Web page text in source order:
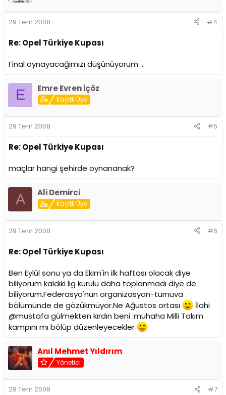
29 Tem 2008 #4
Re: Opel Türkiye Kupası
Final oynayacağımızı düşünüyorum ...
E Emre Evren İçöz
Kayıtlı Üye
29 Tem 2008 #5
Re: Opel Türkiye Kupası
maçlar hangi şehirde oynananak?
A Ali Demirci
Kayıtlı Üye
29 Tem 2008 #6
Re: Opel Türkiye Kupası
Ben Eylül sonu ya da Ekim'in ilk haftası olacak diye
biliyorum kaldıki lig kurulu daha toplanmadı diye de
biliyorum.Federasyo'nun organizasyon-turnuva
bölümünde de gözükmüyor.Ne Ağustos ortası
İlahi
@mustafa gülmekten kırdın beni :muhaha Milli Takım
kampını mı bölüp düzenleyecekler
Anıl Mehmet Yıldırım
Yönetici
29 Tem 2008 #7